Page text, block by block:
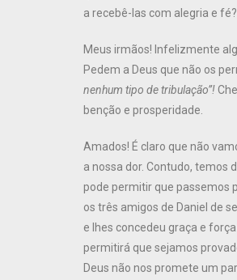
a recebê-las com alegria e fé?
Meus irmãos! Infelizmente
Pedem a Deus que não os
nenhum tipo de tribulação”!
benção e prosperidade.
Amados! É claro que não
a nossa dor. Contudo, temos
pode permitir que passemos
os três amigos de Daniel de
e lhes concedeu graça e
permitirá que sejamos
Deus não nos promete um